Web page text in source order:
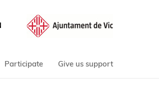
Participate Give us support